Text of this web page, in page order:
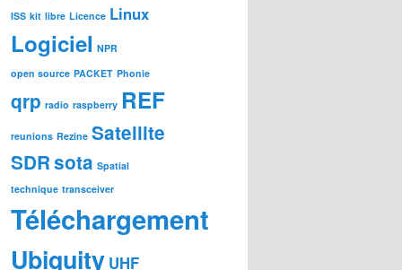
ISS kit libre Licence Linux
Logiciel NPR
open source PACKET Phonie
qrp radio raspberry REF
reunions Rezine Satellite
SDRsota Spatial
technique transceiver
Téléchargement
Ubiquity UHF